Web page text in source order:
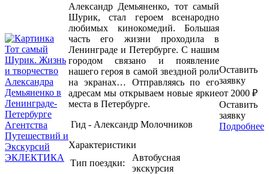
Александр Демьяненко, тот самый
Шурик, стал героем всенародно
любимых кинокомедий. Большая
часть его жизни проходила в
Ленинграде и Петербурге. С нашим
городом связано и появление
нашего героя в самой звездной роли
на экранах… Отправляясь по его
адресам мы открываем новые яркие
места в Петербурге.
Гид - Александр Молочников
Характеристики
Тип поездки:
Автобусная
экскурсия
Оставить
заявку
от 2000 ₽
Оставить
заявку
Подробнее